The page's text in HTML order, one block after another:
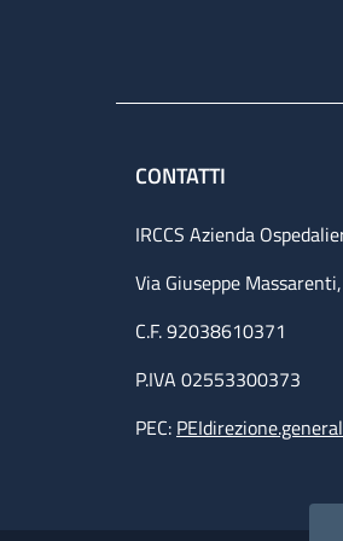
CONTATTI
IRCCS Azienda
Via Giuseppe
C.F. 92038610371
P.IVA 02553300373
PEC: